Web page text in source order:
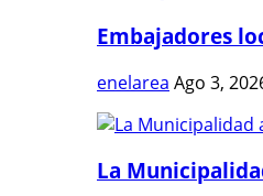
Embajadores
enelarea Ago 3,
La